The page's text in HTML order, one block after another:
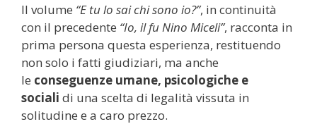
Il volume “E tu lo sai chi sono io?”, in continuità
con il precedente “Io, il fu Nino Miceli”, racconta in
prima persona questa esperienza, restituendo
non solo i fatti giudiziari, ma anche
le conseguenze umane, psicologiche e
sociali di una scelta di legalità vissuta in
solitudine e a caro prezzo.